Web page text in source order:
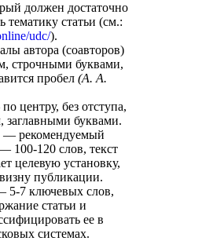
должен достаточно
тематику статьи (см.:
udc/).
автора (соавторов)
строчными буквами,
пробел (А. А.
центру, без отступа,
буквами.
— рекомендуемый
100-120 слов, текст
целевую установку,
публикации.
5-7 ключевых слов,
статьи и
ее в
системах.